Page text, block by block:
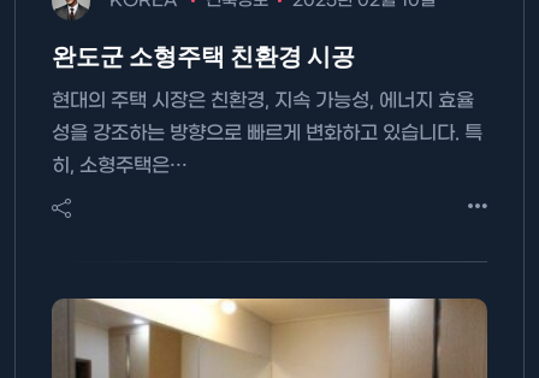
완도군 소형주택 친환경 시공
현대의 주택 시장은 친환경, 지속 가능성, 에너지 효율
성을 강조하는 방향으로 빠르게 변화하고 있습니다. 특
히, 소형주택은…